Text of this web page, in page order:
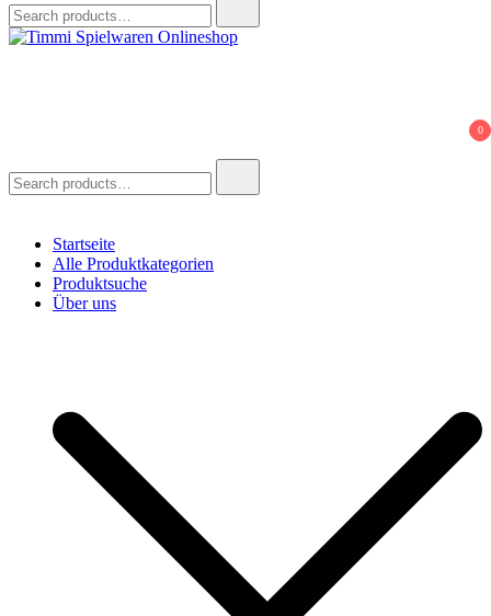
for:
0
for:
Startseite
Alle Produktkategorien
Produktsuche
Über uns